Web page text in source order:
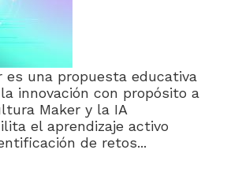
es una propuesta educativa
innovación con propósito a
Maker y la IA
el aprendizaje activo
de retos...